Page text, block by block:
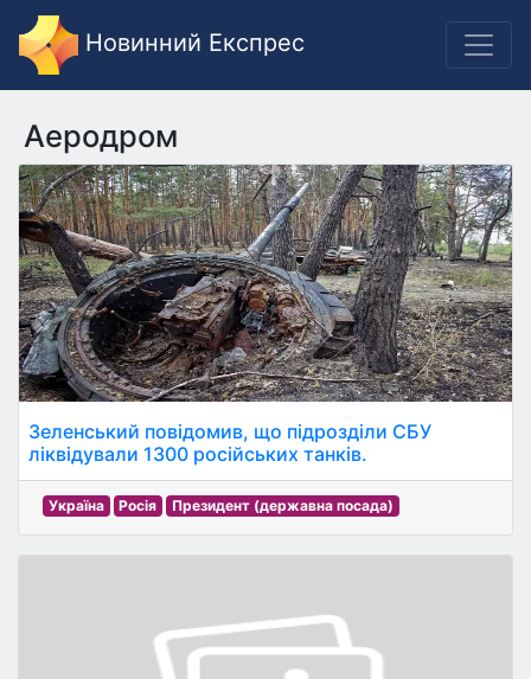
Новинний Експрес
Аеродром
Зеленський повідомив, що підрозділи СБУ
ліквідували 1300 російських танків.
Україна Росія Президент (державна посада)